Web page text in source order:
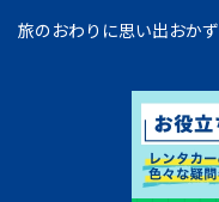
旅のおわりに思い出おかず